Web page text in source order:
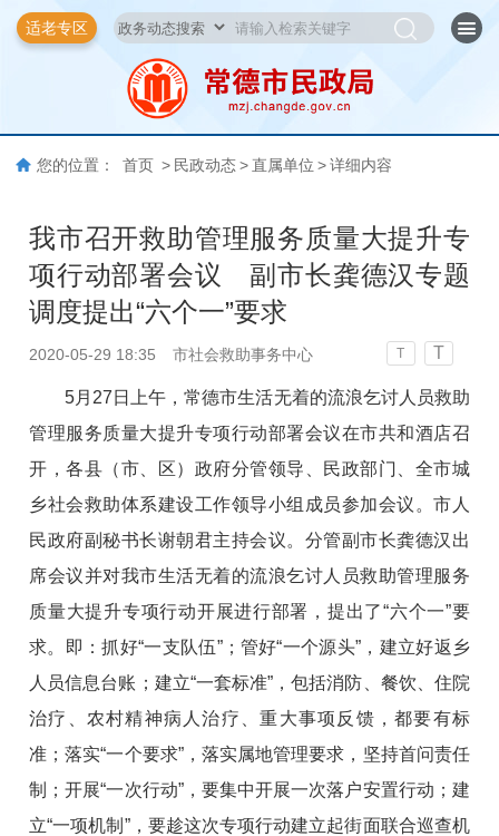
适老专区
您的位置： 首页 > 民政动态 > 直属单位 > 详细内容
我市召开救助管理服务质量大提升专
项行动部署会议 副市长龚德汉专题
调度提出“六个一”要求
2020-05-29 18:35 市社会救助事务中心 T T
5月27日上午，常德市生活无着的流浪乞讨人员救助
管理服务质量大提升专项行动部署会议在市共和酒店召
开，各县（市、区）政府分管领导、民政部门、全市城
乡社会救助体系建设工作领导小组成员参加会议。市人
民政府副秘书长谢朝君主持会议。分管副市长龚德汉出
席会议并对我市生活无着的流浪乞讨人员救助管理服务
质量大提升专项行动开展进行部署，提出了“六个一”要
求。即：抓好“一支队伍”；管好“一个源头”，建立好返乡
人员信息台账；建立“一套标准”，包括消防、餐饮、住院
治疗、农村精神病人治疗、重大事项反馈，都要有标
准；落实“一个要求”，落实属地管理要求，坚持首问责任
制；开展“一次行动”，要集中开展一次落户安置行动；建
立“一项机制”，要趁这次专项行动建立起街面联合巡查机